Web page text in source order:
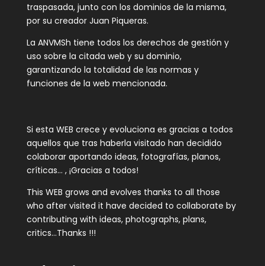
traspasada, junto con los dominios de la misma,
por su creador Juan Piqueras.
La ANVMSh tiene todos los derechos de gestión y
uso sobre la citada web y su dominio,
garantizando la totalidad de las normas y
funciones de la web mencionada.
Si esta WEB crece y evoluciona es gracias a todos
aquellos que tras haberla visitado han decidido
colaborar aportando ideas, fotografías, planos,
críticas… , ¡Gracias a todos!
This WEB grows and evolves thanks to all those
who after visited it have decided to collaborate by
contributing with ideas, photographs, plans,
critics…Thanks !!!